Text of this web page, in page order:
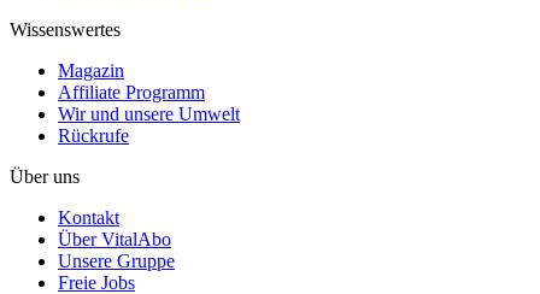
Wissenswertes
Magazin
Affiliate Programm
Wir und unsere Umwelt
Rückrufe
Über uns
Kontakt
Über VitalAbo
Unsere Gruppe
Freie Jobs